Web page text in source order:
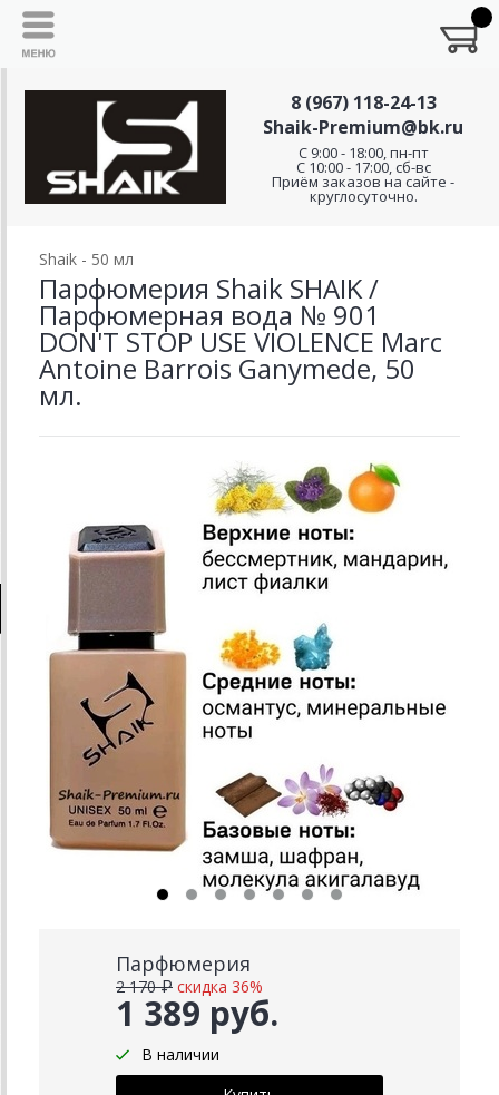
8 (967) 118-24-13
Shaik-Premium@bk.ru
C 9:00 - 18:00, пн-пт
С 10:00 - 17:00, сб-вс
Приём заказов на сайте -
круглосуточно.
Shaik - 50 мл
Парфюмерия Shaik SHAIK /
Парфюмерная вода № 901
DON'T STOP USE VIOLENCE Marc
Antoine Barrois Ganymede, 50
мл.
Парфюмерия
1 389 руб.
2 170 ₽ скидка 36%
В наличии